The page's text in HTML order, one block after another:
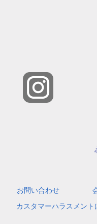
お問い合わせ
カスタマーハラスメン